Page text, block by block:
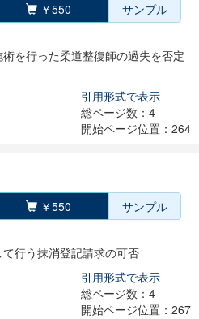
￥550 サンプル
を行った柔道整復師の過失を否定
引用形式で表示
総ページ数：4
開始ページ位置：264
￥550 サンプル
行う抹消登記請求の可否
引用形式で表示
総ページ数：4
開始ページ位置：267